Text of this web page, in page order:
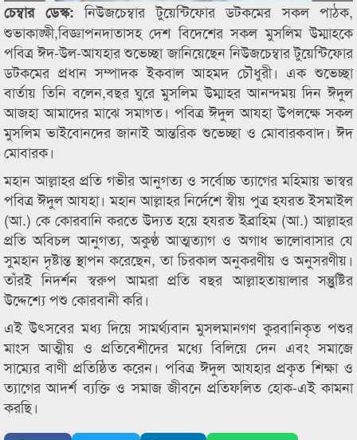
চেম্বার ডেস্ক:নিউজচেম্বার টুয়েন্টিফোর ডটকমের সকল পাঠক,
শুভাকাঙ্ক্ষী,বিজ্ঞাপনদাতাসহ দেশ বিদেশের সকল মুসলিম উম্মাহকে
পবিত্র ঈদ-উল-আযহার শুভেচ্ছা জানিয়েছেন নিউজচেম্বার টুয়েন্টিফোর
ডটকমের প্রধান সম্পাদক ইকবাল আহমদ চৌধুরী। এক শুভেচ্ছা
বার্তায় তিনি বলেন,বছর ঘুরে মুসলিম উম্মাহর আনন্দময় দিন ঈদুল
আজহা আমাদের মাঝে সমাগত। পবিত্র ঈদুল আযহা উপলক্ষে সকল
মুসলিম ভাইবোনদের জানাই আন্তরিক শুভেচ্ছা ও মোবারকবাদ। ঈদ
মোবারক।
মহান আল্লাহর প্রতি গভীর আনুগত্য ও সর্বোচ্চ ত্যাগের মহিমায় ভাস্বর
পবিত্র ঈদুল আযহা। মহান আল্লাহর নির্দেশে স্বীয় পুত্র হযরত ইসমাইল
(আ.) কে কোরবানি করতে উদ্যত হয়ে হযরত ইব্রাহিম (আ.) আল্লাহর
প্রতি অবিচল আনুগত্য, অকুণ্ঠ আত্মত্যাগ ও অগাধ ভালোবাসার যে
সুমহান দৃষ্টান্ত স্থাপন করেছেন, তা চিরকাল অনুকরণীয় ও অনুসরণীয়।
তাঁরই নিদর্শন স্বরুপ আমরা প্রতি বছর আল্লাহতায়ালার সন্তুুষ্টির
উদ্দেশ্যে পশু কোরবানী করি।
এই উৎসবের মধ্য দিয়ে সামর্থ্যবান মুসলমানগণ কুরবানিকৃত পশুর
মাংস আত্মীয় ও প্রতিবেশীদের মধ্যে বিলিয়ে দেন এবং সমাজে
সাম্যের বাণী প্রতিষ্ঠিত করেন। পবিত্র ঈদুল আযহার প্রকৃত শিক্ষা ও
ত্যাগের আদর্শ ব্যক্তি ও সমাজ জীবনে প্রতিফলিত হোক-এই কামনা
করছি।